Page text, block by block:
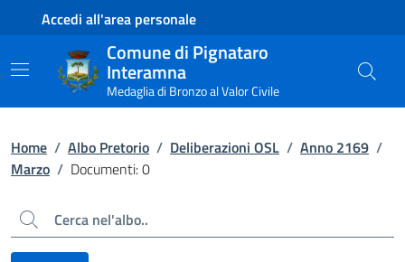
Contenuto principale
Piede di paginaAccedi all'area personale
Comune di Pignataro
Interamna
Medaglia di Bronzo al Valor Civile
Home / Albo Pretorio / Deliberazioni OSL / Anno 2169 /
Marzo / Documenti: 0
Cerca